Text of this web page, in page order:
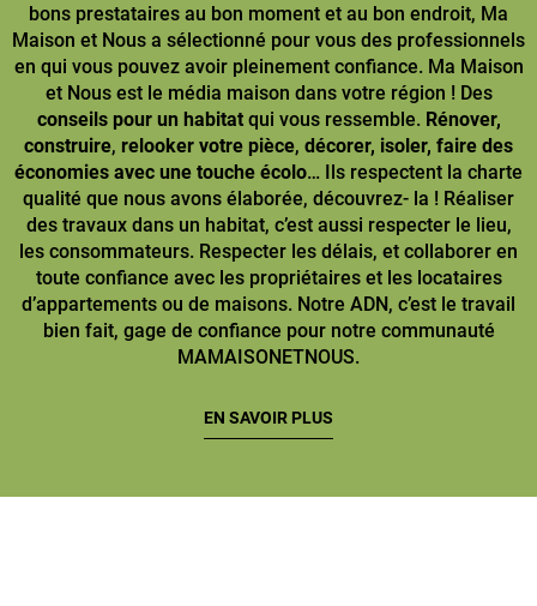
bons prestataires au bon moment et au bon endroit, Ma
Maison et Nous a sélectionné pour vous des professionnels
en qui vous pouvez avoir pleinement confiance. Ma Maison
et Nous est le média maison dans votre région ! Des
conseils pour un habitatqui vous ressemble. Rénover,
construire, relooker votre pièce, décorer, isoler, faire des
économies avec une touche écolo… Ils respectent la charte
qualité que nous avons élaborée, découvrez- la ! Réaliser
des travaux dans un habitat, c’est aussi respecter le lieu,
les consommateurs. Respecter les délais, et collaborer en
toute confiance avec les propriétaires et les locataires
d’appartements ou de maisons. Notre ADN, c’est le travail
bien fait, gage de confiance pour notre communauté
MAMAISONETNOUS.
EN SAVOIR PLUS